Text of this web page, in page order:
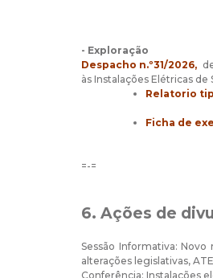
- Exploração
Despacho n.º31/2026,
às Instalações Elétricas
Relatorio
Ficha de
=-=
6. Ações de
Sessão Informativa:
alterações legislativas,
Conferência: Instalações